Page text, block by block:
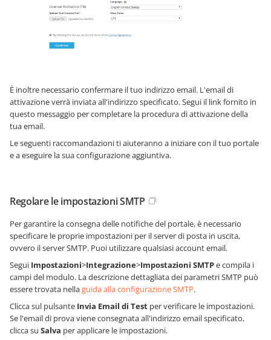
È inoltre necessario confermare il tuo indirizzo email. L'email di
attivazione verrà inviata all'indirizzo specificato. Segui il link fornito in
questo messaggio per completare la procedura di attivazione della
tua email.
Le seguenti raccomandazioni ti aiuteranno a iniziare con il tuo portale
e a eseguire la sua configurazione aggiuntiva.
Regolare le impostazioni SMTP
Per garantire la consegna delle notifiche del portale, è necessario
specificare le proprie impostazioni per il server di posta in uscita,
ovvero il server SMTP. Puoi utilizzare qualsiasi account email.
Segui Impostazioni>Integrazione>Impostazioni SMTPe compila i
campi del modulo. La descrizione dettagliata dei parametri SMTP può
essere trovata nellaguida alla configurazione SMTP.
Clicca sul pulsante Invia Email di Test per verificare le impostazioni.
Se l'email di prova viene consegnata all'indirizzo email specificato,
clicca su Salva per applicare le impostazioni.